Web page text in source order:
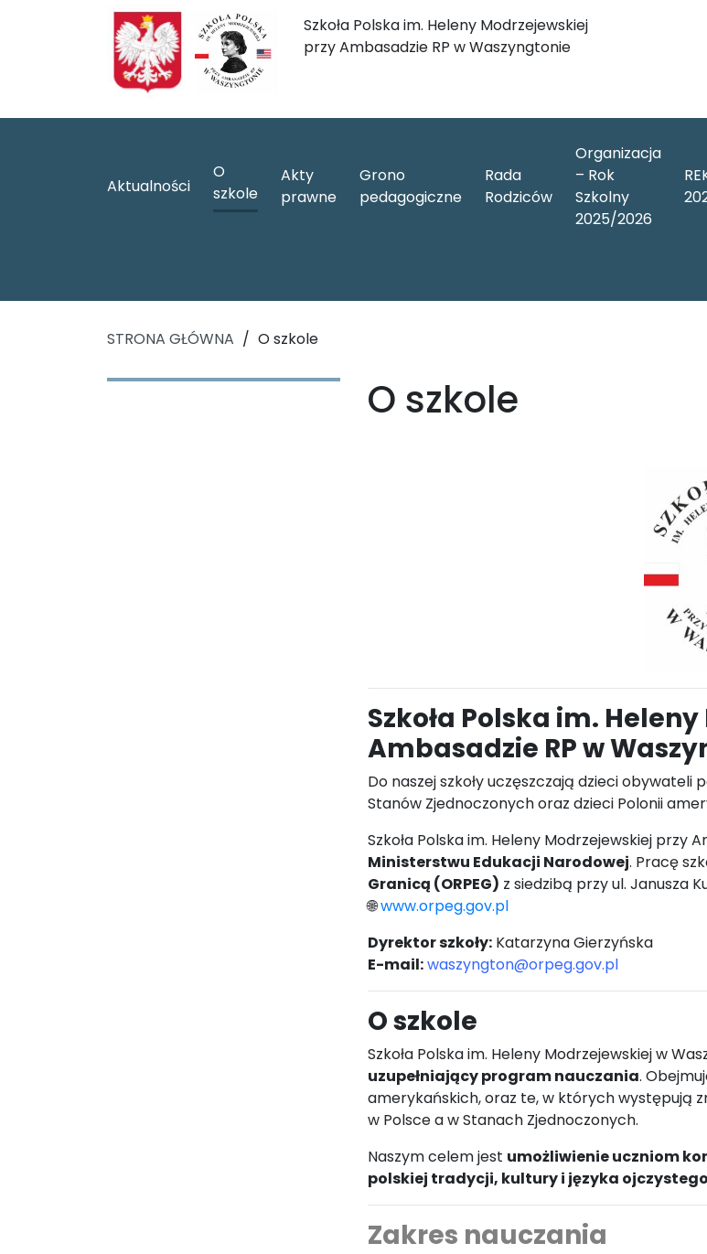
Szkoła Polska im. Heleny Modrzejewskiej
przy Ambasadzie RP w Waszyngtonie
Aktualności
O
szkole
Akty
prawne
Grono
pedagogiczne
Rada
Rodziców
Organizacja
– Rok
Szkolny
2025/2026
STRONA GŁÓWNA / O szkole
O szkole
Szkoła Polska im.
Ambasadzie RP w
Do naszej szkoły uczęszczają dzieci
Stanów Zjednoczonych oraz dzieci Polonii
Szkoła Polska im. Heleny Modrzejewskiej
Ministerstwu Edukacji Narodowej. Pracę
Granicą (ORPEG) z siedzibą przy ul. Janusza
🌐www.orpeg.gov.pl
Dyrektor szkoły: Katarzyna Gierzyńska
E-mail:waszyngton@orpeg.gov.pl
O szkole
Szkoła Polska im. Heleny Modrzejewskiej w
uzupełniający program nauczania.
amerykańskich, oraz te, w których występują
w Polsce a w Stanach Zjednoczonych.
Naszym celem jest umożliwienie uczniom
polskiej tradycji, kultury i języka
Zakres nauczania